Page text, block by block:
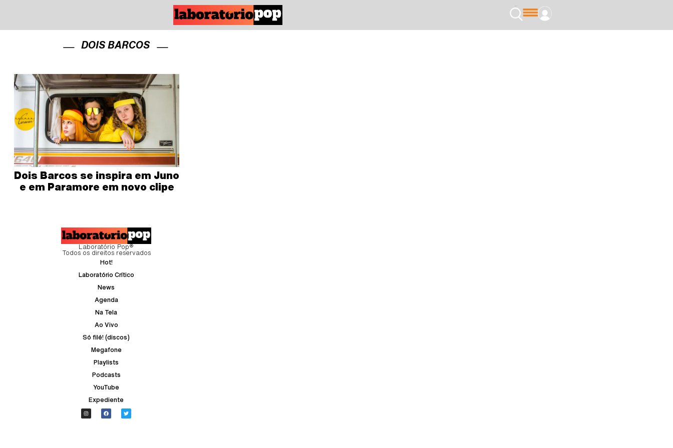
DOIS BARCOS
Dois Barcos se inspira em Juno
e em Paramore em novo clipe
Laboratório Pop®
Todos os direitos reservados
Hot!
Laboratório Crítico
News
Agenda
Na Tela
Ao Vivo
Só filé! (discos)
Megafone
Playlists
Podcasts
YouTube
Expediente